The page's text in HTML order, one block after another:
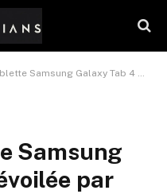
Galaxy Tab 4 dévoilée par accident
Samsung
par